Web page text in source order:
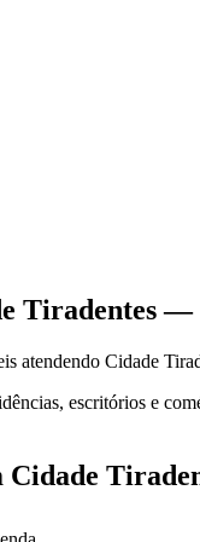
Tiradentes—
atendendo Cidade
escritórios e
Cidade